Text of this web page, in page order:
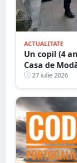
ACTUALITATE
Un copil (4
Casa de
27 iulie 2026